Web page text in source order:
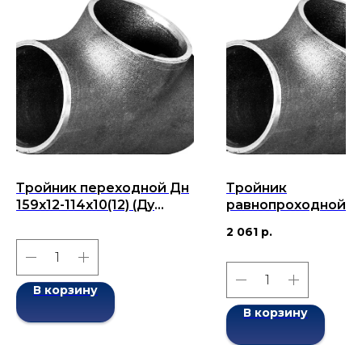
Тройник переходной Дн
159x12-114x10(12) (Ду
ГОСТ 17376-2001
В корзину
Тройник
равнопроходной
бесшовный ГОСТ
2 061 р.
В корзину